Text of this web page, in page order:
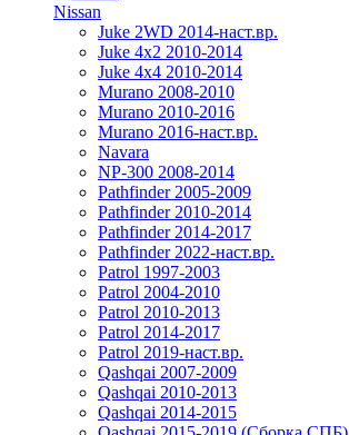
Nissan
Juke 2WD 2014-наст.вр.
Juke 4x2 2010-2014
Juke 4x4 2010-2014
Murano 2008-2010
Murano 2010-2016
Murano 2016-наст.вр.
Navara
NP-300 2008-2014
Pathfinder 2005-2009
Pathfinder 2010-2014
Pathfinder 2014-2017
Pathfinder 2022-наст.вр.
Patrol 1997-2003
Patrol 2004-2010
Patrol 2010-2013
Patrol 2014-2017
Patrol 2019-наст.вр.
Qashqai 2007-2009
Qashqai 2010-2013
Qashqai 2014-2015